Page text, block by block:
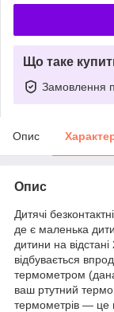
Що таке
Замовлення
Опис
Опис
Дитячі
де є маленька
дитини на
відбувається
термометром
ваш ртутний
термометрів — це